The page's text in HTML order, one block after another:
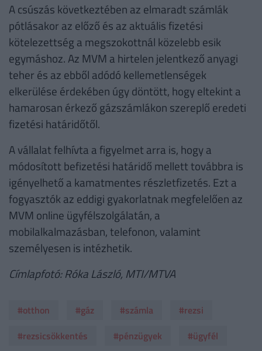
A csúszás következtében az elmaradt számlák
pótlásakor az előző és az aktuális fizetési
kötelezettség a megszokottnál közelebb esik
egymáshoz. Az MVM a hirtelen jelentkező anyagi
teher és az ebből adódó kellemetlenségek
elkerülése érdekében úgy döntött, hogy eltekint a
hamarosan érkező gázszámlákon szereplő eredeti
fizetési határidőtől.
A vállalat felhívta a figyelmet arra is, hogy a
módosított befizetési határidő mellett továbbra is
igényelhető a kamatmentes részletfizetés. Ezt a
fogyasztók az eddigi gyakorlatnak megfelelően az
MVM online ügyfélszolgálatán, a
mobilalkalmazásban, telefonon, valamint
személyesen is intézhetik.
Címlapfotó: Róka László, MTI/MTVA
#otthon #gáz #számla
#rezsi
#rezsicsökkentés
#pénzügyek
#ügyfél